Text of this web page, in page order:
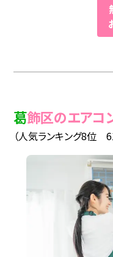
葛飾区のエア
（人気ランキング8位